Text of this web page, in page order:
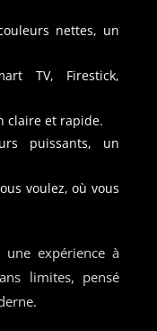
nettes, un
TV, Firestick,
claire et rapide.
puissants, un
voulez, où vous
une expérience à
limites, pensé